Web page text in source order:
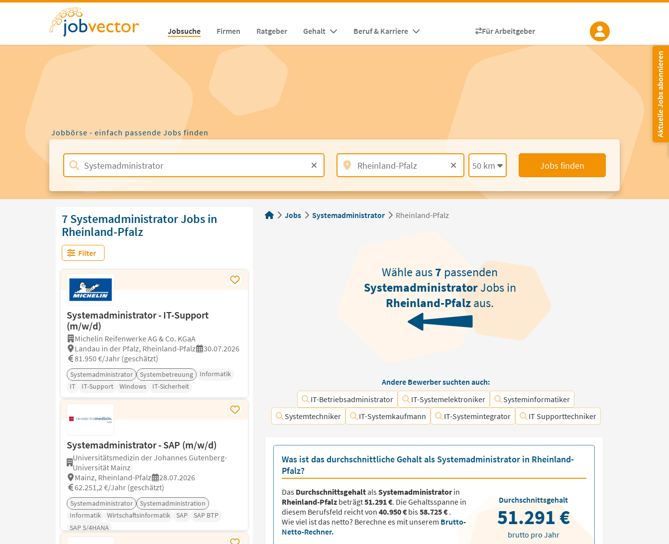
Jobsuche Firmen Ratgeber Gehalt Beruf & Karriere Für Arbeitgeber
Aktuelle Jobs abonnieren
Jobbörse - einfach passende Jobs finden
50 km Jobs finden
7 Systemadministrator Jobs in
Rheinland-Pfalz
Filter
Systemadministrator - IT-Support
(m/w/d)
Michelin Reifenwerke AG & Co. KGaA
Landau in der Pfalz, Rheinland-Pfalz
30.07.2026
81.950 €/Jahr (geschätzt)
Systemadministrator Systembetreuung
Informatik
IT
IT-Support Windows IT-Sicherheit
Systemadministrator - SAP (m/w/d)
Universitätsmedizin der Johannes Gutenberg-
Universität Mainz
Mainz, Rheinland-Pfalz
28.07.2026
62.251,2 €/Jahr (geschätzt)
Systemadministrator
Systemadministration
Informatik
Wirtschaftsinformatik SAP
SAP BTP
SAP S/4HANA
Jobs Systemadministrator Rheinland-Pfalz
Wähle aus7 passenden
SystemadministratorJobs in
Rheinland-Pfalzaus.
Andere Bewerber suchten auch:
IT-Betriebsadministrator
IT-Systemelektroniker
Systeminformatiker
Systemtechniker
IT-Systemkaufmann IT-Systemintegrator IT Supporttechniker
Was ist das durchschnittliche Gehalt als Systemadministrator in Rheinland-
Pfalz?
Das DurchschnittsgehaltalsSystemadministratorin
Rheinland-Pfalzbeträgt51.291 €. Die Gehaltsspanne in
diesem Berufsfeld reicht von 40.950 €bis58.725 € .
Wie viel ist das netto? Berechne es mit unserem Brutto-
Netto-Rechner.
Durchschnittsgehalt
51.291 €
brutto pro Jahr